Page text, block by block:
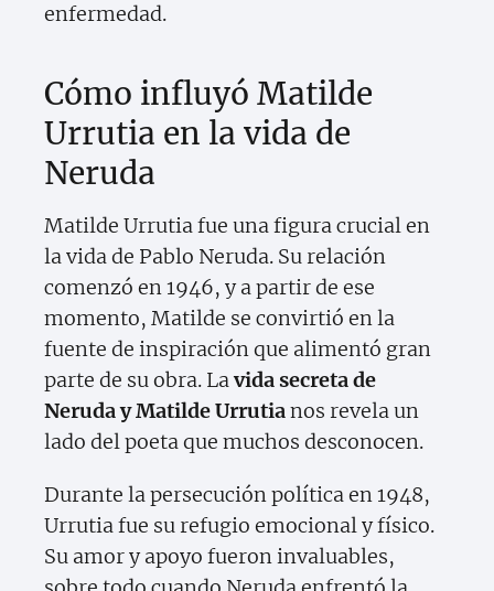
enfermedad.
Cómo influyó Matilde
Urrutia en la vida de
Neruda
Matilde Urrutia fue una figura crucial en
la vida de Pablo Neruda. Su relación
comenzó en 1946, y a partir de ese
momento, Matilde se convirtió en la
fuente de inspiración que alimentó gran
parte de su obra. Lavida secreta de
Neruda y Matilde Urrutianos revela un
lado del poeta que muchos desconocen.
Durante la persecución política en 1948,
Urrutia fue su refugio emocional y físico.
Su amor y apoyo fueron invaluables,